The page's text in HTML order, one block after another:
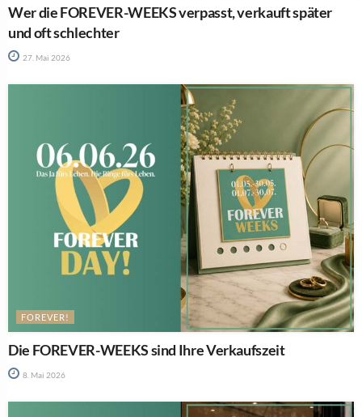
Wer die FOREVER-WEEKS verpasst, verkauft später
und oft schlechter
27. Mai 2026
FOREVER!
Die FOREVER-WEEKS sind Ihre Verkaufszeit
8. Mai 2026